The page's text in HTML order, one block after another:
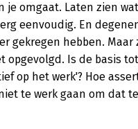
je omgaat. Laten zien
eenvoudig. En
gekregen hebben.
opgevolgd. Is de basis
op het werk'? Hoe
te werk gaan om dat